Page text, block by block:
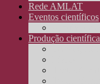
Rede AMLAT
Eventos científicos
Produção científica